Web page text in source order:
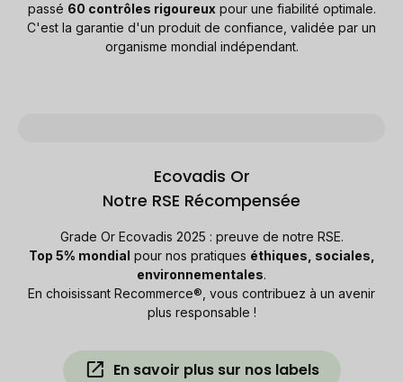
passé 60 contrôles rigoureux pour une fiabilité optimale.
C'est la garantie d'un produit de confiance, validée par un
organisme mondial indépendant.
Ecovadis Or
Notre RSE Récompensée
Grade Or Ecovadis 2025 : preuve de notre RSE.
Top 5% mondial pour nos pratiques éthiques, sociales,
environnementales.
En choisissant Recommerce®, vous contribuez à un avenir
plus responsable !
En savoir plus sur nos labels